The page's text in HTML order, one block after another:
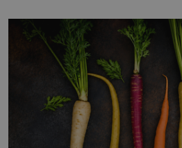
Je to opravdu tak, s věkem jako
rozhodla stávkovat. Cvičte